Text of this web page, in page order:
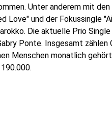
Unter anderem mit den
Love" und der Fokussingle
Die aktuelle Prio
Ponte. Insgesamt zählen
Menschen monatlich